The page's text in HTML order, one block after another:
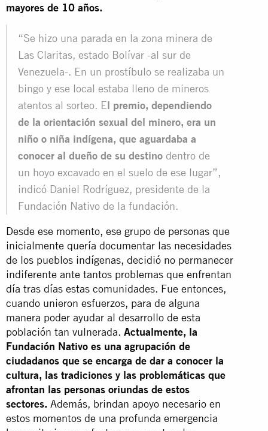
mayores de 10 años.
“Se hizo una parada en la zona minera de
Las Claritas, estado Bolívar -al sur de
Venezuela-. En un prostíbulo se realizaba un
bingo y ese local estaba lleno de mineros
atentos al sorteo. El premio, dependiendo
de la orientación sexual del minero, era un
niño o niña indígena, que aguardaba a
conocer al dueño de su destino dentro de
un hoyo excavado en el suelo de ese lugar”,
indicó Daniel Rodríguez, presidente de la
Fundación Nativo de la fundación.
Desde ese momento, ese grupo de personas que
inicialmente quería documentar las necesidades
de los pueblos indígenas, decidió no permanecer
indiferente ante tantos problemas que enfrentan
día tras días estas comunidades. Fue entonces,
cuando unieron esfuerzos, para de alguna
manera poder ayudar al desarrollo de esta
población tan vulnerada. Actualmente, la
Fundación Nativo es una agrupación de
ciudadanos que se encarga de dar a conocer la
cultura, las tradiciones y las problemáticas que
afrontan las personas oriundas de estos
sectores. Además, brindan apoyo necesario en
estos momentos de una profunda emergencia